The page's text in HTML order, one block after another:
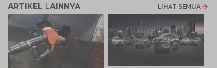
ARTIKEL LAINNYA LIHAT SEMUA